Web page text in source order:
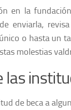
en la
enviarla,
o hasta un
molestias
las
de beca a